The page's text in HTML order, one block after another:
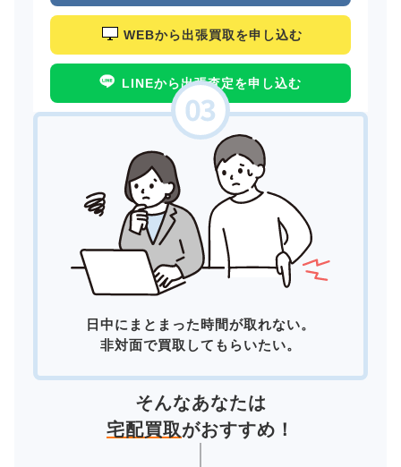
WEBから出張買取を申し込む
LINEから出張査定を申し込む
日中にまとまった時間が取れない。
非対面で買取してもらいたい。
そんなあなたは
宅配買取がおすすめ！